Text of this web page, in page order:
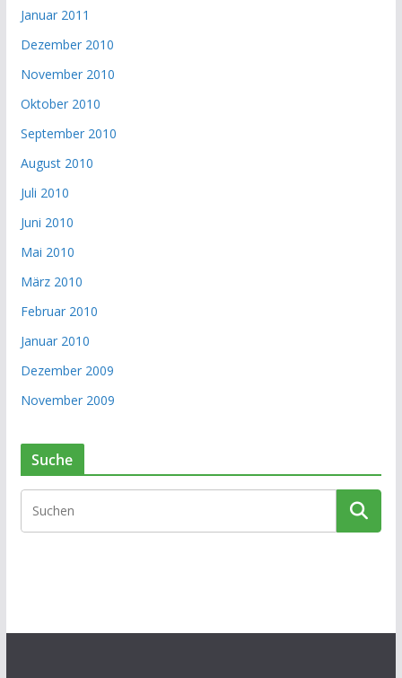
Januar 2011
Dezember 2010
November 2010
Oktober 2010
September 2010
August 2010
Juli 2010
Juni 2010
Mai 2010
März 2010
Februar 2010
Januar 2010
Dezember 2009
November 2009
Suche